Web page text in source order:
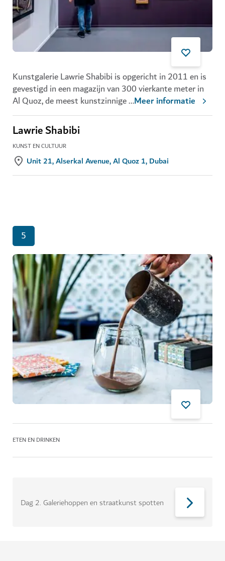
Kunstgalerie Lawrie Shabibi is opgericht in 2011 en is
gevestigd in een magazijn van 300 vierkante meter in
Al Quoz, de meest kunstzinnige...Meer informatie
Lawrie Shabibi
KUNST EN CULTUUR
Unit 21, Alserkal Avenue, Al Quoz 1, Dubai
5
ETEN EN DRINKEN
Dag 2. Galeriehoppen en straatkunst spotten